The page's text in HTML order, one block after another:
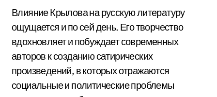
Влияние Крылова на русскую литературу
ощущается и по сей день. Его творчество
вдохновляет и побуждает современных
авторов к созданию сатирических
произведений, в которых отражаются
социальные и политические проблемы